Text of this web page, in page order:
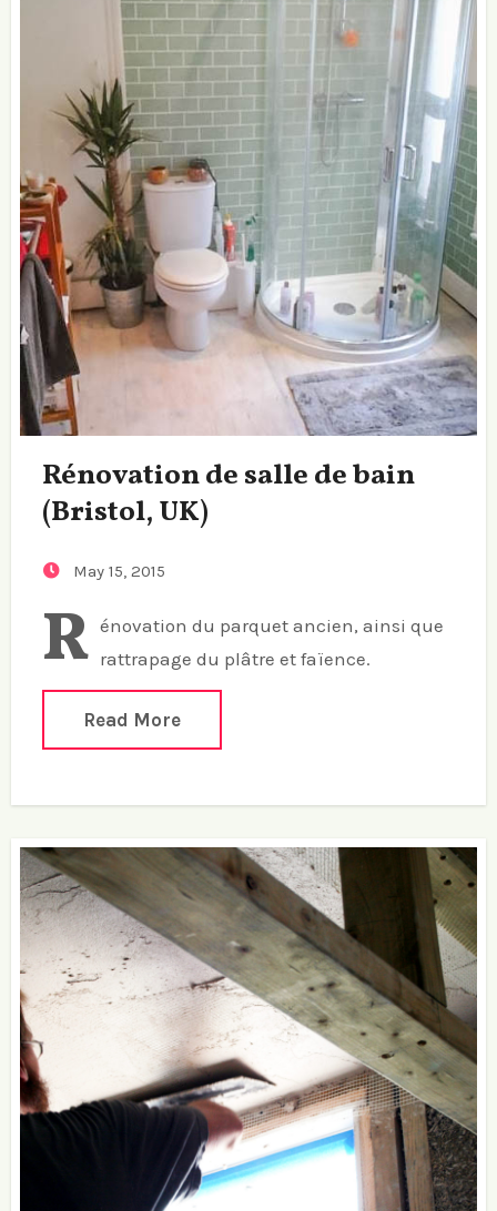
Rénovation de salle de bain
(Bristol, UK)
May 15, 2015
R énovation du parquet ancien, ainsi que
rattrapage du plâtre et faïence.
Read More